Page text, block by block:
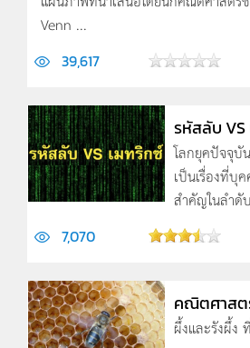
Venn ...
39,617
รหัสลับ VS
โลกยุคปัจจุบั
เป็นเรื่องที่บุ
สำคัญในลำดั
7,070
คณิตศาสต
ผึ้งและรังผึ้ง